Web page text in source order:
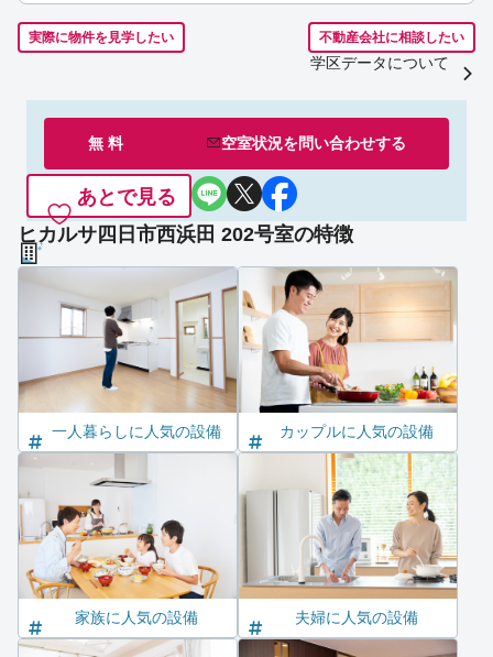
実際に物件を見学したい 不動産会社に相談したい
学区データについて
無 料 空室状況を問い合わせする
あとで見る
ヒカルサ四日市西浜田 202号室の特徴
一人暮らしに人気の設備 カップルに人気の設備
家族に人気の設備 夫婦に人気の設備